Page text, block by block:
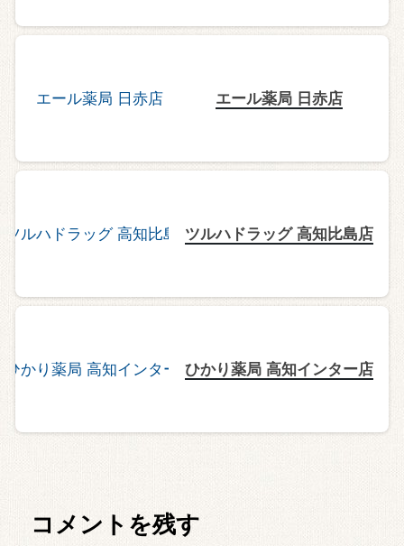
エール薬局 日赤店
ツルハドラッグ 高知比島店
ひかり薬局 高知インター店
コメントを残す